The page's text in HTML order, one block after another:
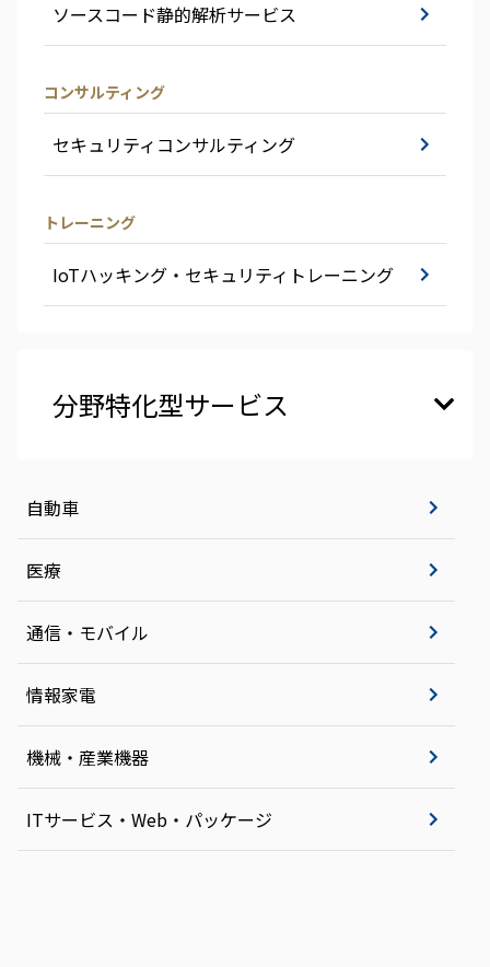
ソースコード静的解析サービス
コンサルティング
セキュリティコンサルティング
トレーニング
IoTハッキング・セキュリティトレーニング
分野特化型サービス
自動車
医療
通信・モバイル
情報家電
機械・産業機器
ITサービス・Web・パッケージ